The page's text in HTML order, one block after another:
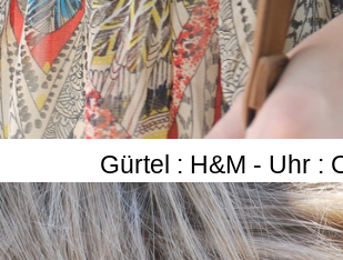
Gürtel : H&M - Uhr :